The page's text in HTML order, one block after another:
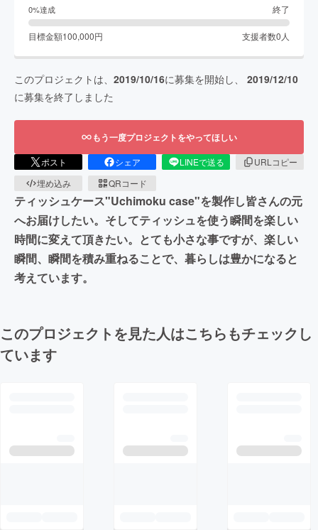
0%達成 終了
目標金額100,000円 支援者数0 人
このプロジェクトは、 2019/10/16に募集を開始し、 2019/12/10
に募集を終了しました
もう一度プロジェクトをやってほしい
ポスト シェア LINEで送る
URLコピー
埋め込み
QRコード
ティッシュケース"Uchimoku case"を製作し皆さんの元
へお届けしたい。そしてティッシュを使う瞬間を楽しい
時間に変えて頂きたい。とても小さな事ですが、楽しい
瞬間、瞬間を積み重ねることで、暮らしは豊かになると
考えています。
このプロジェクトを見た人はこちらもチェックし
ています